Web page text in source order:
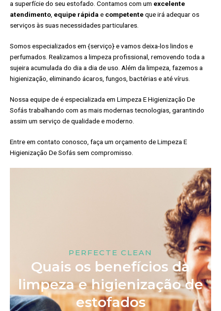
a superfície do seu estofado. Contamos com um excelente
atendimento equipe rápida e competenteque irá adequar os
serviços às suas necessidades particulares.
Somos especializados em {serviço} e vamos deixa-los lindos e
perfumados. Realizamos a limpeza profissional, removendo toda a
sujeira acumulada do dia a dia de uso. Além da limpeza, fazemos a
higienização, eliminando ácaros, fungos, bactérias e até vírus.
Nossa equipe de é especializada em Limpeza E Higienização De
Sofás trabalhando com as mais modernas tecnologias, garantindo
assim um serviço de qualidade e moderno.
Entre em contato conosco, faça um orçamento de Limpeza E
Higienização De Sofás sem compromisso.
PERFECTE CLEAN
Quais os benefícios da
limpeza e higienização de
estofados